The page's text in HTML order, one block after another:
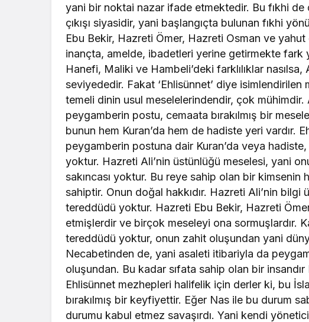
yani bir noktai nazar ifade etmektedir. Bu fıkhi de
çıkışı siyasidir, yani başlangıçta bulunan fıkhi
Ebu Bekir, Hazreti Ömer, Hazreti Osman ve
inançta, amelde, ibadetleri yerine getirmekte fark
Hanefi, Maliki ve Hambeli’deki farklılıklar nasılsa,
seviyededir. Fakat ‘Ehlisünnet’ diye isimlendirilen
temeli dinin usul meselelerindendir, çok
peygamberin postu, cemaata bırakılmış bir
bunun hem Kuran’da hem de hadiste yeri vardır.
peygamberin postuna dair Kuran’da veya
yoktur. Hazreti Ali’nin üstünlüğü meselesi, yani
sakıncası yoktur. Bu reye sahip olan bir kimsenin
sahiptir. Onun doğal hakkıdır. Hazreti Ali’nin bilgi
tereddüdü yoktur. Hazreti Ebu Bekir, Hazreti
etmişlerdir ve birçok meseleyi ona sormuşlardır.
tereddüdü yoktur, onun zahit oluşundan yani
Necabetinden de, yani asaleti itibariyla da
oluşundan. Bu kadar sıfata sahip olan bir
Ehlisünnet mezhepleri halifelik için derler ki, bu
bırakılmış bir keyfiyettir. Eğer Nas ile bu durum
durumu kabul etmez savaşırdı. Yani kendi